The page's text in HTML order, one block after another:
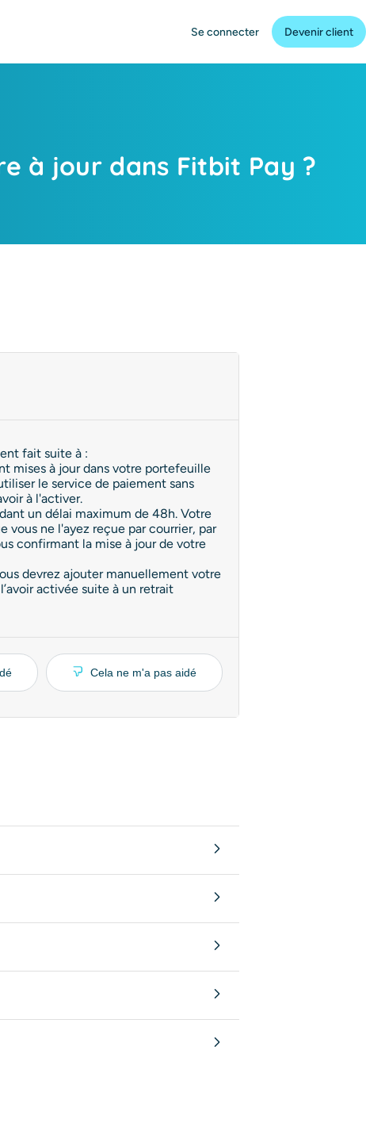
Se connecter Devenir client
à jour dans Fitbit Pay ?
fait suite à :
mises à jour dans votre portefeuille
le service de paiement sans
à l'activer.
un délai maximum de 48h. Votre
vous ne l'ayez reçue par courrier, par
confirmant la mise à jour de votre
devrez ajouter manuellement votre
activée suite à un retrait
Cela ne m'a pas aidé